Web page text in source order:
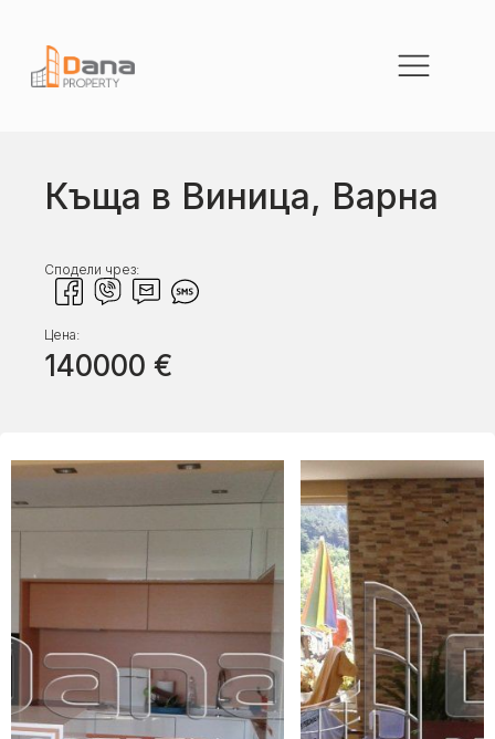
Къща в Виница, Варна
Сподели чрез:
Цена:
140000 €